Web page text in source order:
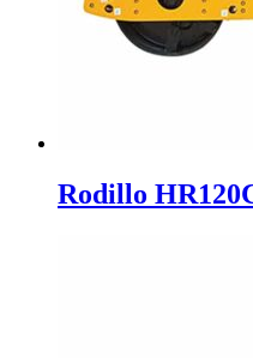
Rodillo